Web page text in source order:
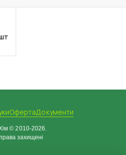
ОфертаДокументи
© 2010-2026.
захищені